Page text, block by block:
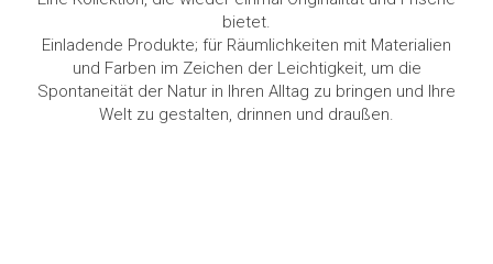
bietet.
Einladende Produkte; für Räumlichkeiten mit Materialien
und Farben im Zeichen der Leichtigkeit, um die
Spontaneität der Natur in Ihren Alltag zu bringen und Ihre
Welt zu gestalten, drinnen und draußen.